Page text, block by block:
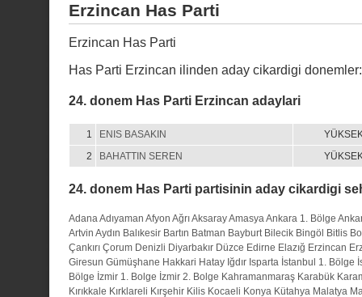
Erzincan Has Parti
Erzincan Has Parti
Has Parti Erzincan ilinden aday cikardigi
24. donem Has Parti Erzincan adaylari
1 ENIS BASAKIN
2
BAHATTIN SEREN
24. donem Has Parti partisinin aday cikardigi
AdanaAdıyaman Afyon AğrıAksarayAmasyaAnkara 1. Bölge
Artvin Aydın Balıkesir Bartın Batman Bayburt Bilecik Bingöl Bitlis
Çankırı Çorum Denizli Diyarbakır Düzce Edirne Elazığ Erzincan
Giresun Gümüşhane Hakkari Hatay Iğdır Isparta İstanbul 1. Bölge
Bölge İzmir 1. Bolge İzmir 2. Bolge Kahramanmaraş Karabük
Kırıkkale Kırklareli Kırşehir Kilis Kocaeli Konya Kütahya Malatya